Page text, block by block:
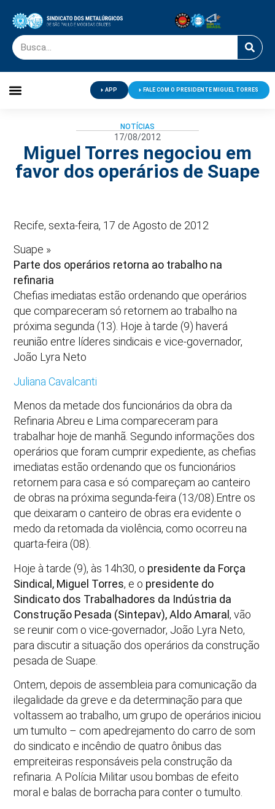
APP FALE COM O PRESIDENTE MIGUEL TORRES
NOTÍCIAS
17/08/2012
Miguel Torres negociou em
favor dos operários de Suape
Recife, sexta-feira, 17 de Agosto de 2012
Suape »
Parte dos operários retorna ao trabalho na
refinaria
Chefias imediatas estão ordenando que operários
que compareceram só retornem ao trabalho na
próxima segunda (13). Hoje à tarde (9) haverá
reunião entre líderes sindicais e vice-governador,
João Lyra Neto
Juliana Cavalcanti
Menos da metade dos funcionários da obra da
Refinaria Abreu e Lima compareceram para
trabalhar hoje de manhã. Segundo informações dos
operários que foram cumprir expediente, as chefias
imediatas estão ordenando que os funcionários
retornem para casa e só compareçam ao canteiro
de obras na próxima segunda-feira (13/08).Entre os
que deixaram o canteiro de obras era evidente o
medo da retomada da violência, como ocorreu na
quarta-feira (08).
Hoje à tarde (9), às 14h30, o presidente da Força
Sindical, Miguel Torres, e o presidente do
Sindicato dos Trabalhadores da Indústria da
Construção Pesada (Sintepav), Aldo Amaral, vão
se reunir com o vice-governador, João Lyra Neto,
para discutir a situação dos operários da construção
pesada de Suape.
Ontem, depois de assembleia para comunicação da
ilegalidade da greve e da determinação para que
voltassem ao trabalho, um grupo de operários iniciou
um tumulto – com apedrejamento do carro de som
do sindicato e incêndio de quatro ônibus das
empreiteiras responsáveis pela construção da
refinaria. A Polícia Militar usou bombas de efeito
moral e balas de borracha para conter o tumulto.